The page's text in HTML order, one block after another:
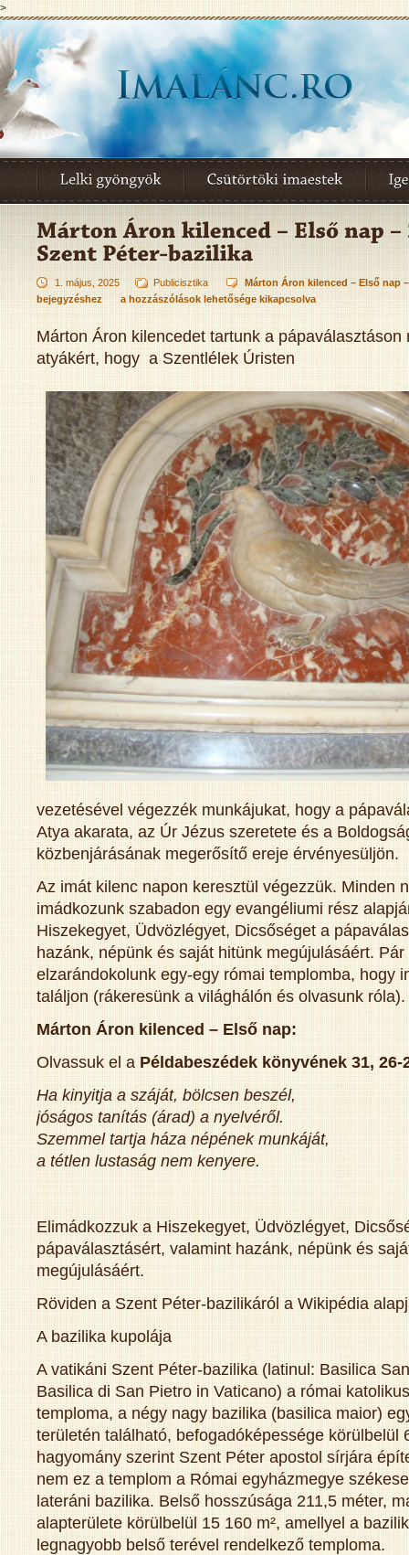
>
1. május, 2025 Publicisztika
Márton Áron kilenced – Első nap
bejegyzéshez
a hozzászólások lehetősége kikapcsolva
Márton Áron kilencedet tartunk a pápaválasztáson
atyákért, hogy a Szentlélek Úristen
vezetésével végezzék munkájukat, hogy a
Atya akarata, az Úr Jézus szeretete és a
közbenjárásának megerősítő ereje érvényesüljön.
Az imát kilenc napon keresztül végezzük. Minden
imádkozunk szabadon egy evangéliumi rész
Hiszekegyet, Üdvözlégyet, Dicsőséget a
hazánk, népünk és saját hitünk megújulásáért.
elzarándokolunk egy-egy római templomba, hogy
találjon (rákeresünk a világhálón és olvasunk róla).
Márton Áron kilenced – Első nap:
Olvassuk el a Példabeszédek könyvének 31, 26-
Ha kinyitja a száját, bölcsen beszél,
jóságos tanítás (árad) a nyelvéről.
Szemmel tartja háza népének munkáját,
a tétlen lustaság nem kenyere.
Elimádkozzuk a Hiszekegyet, Üdvözlégyet,
pápaválasztásért, valamint hazánk, népünk és
megújulásáért.
Röviden a Szent Péter-bazilikáról a Wikipédia
A bazilika kupolája
A vatikáni Szent Péter-bazilika (latinul: Basilica
Basilica di San Pietro in Vaticano) a római
temploma, a négy nagy bazilika (basilica maior)
területén található, befogadóképessége körülbelül
hagyomány szerint Szent Péter apostol sírjára
nem ez a templom a Római egyházmegye
lateráni bazilika. Belső hosszúsága 211,5 méter,
alapterülete körülbelül 15 160 m², amellyel a
legnagyobb belső terével rendelkező temploma.